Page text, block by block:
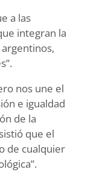
a las
integran la
nos une el
e igualdad
de la
que el
de cualquier